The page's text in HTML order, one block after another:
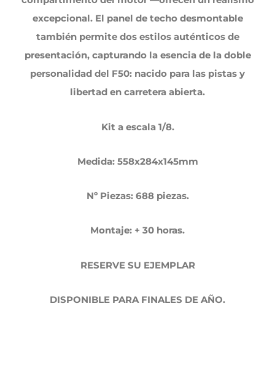
excepcional. El panel de techo desmontable
también permite dos estilos auténticos de
presentación, capturando la esencia de la doble
personalidad del F50: nacido para las pistas y
libertad en carretera abierta.
Kit a escala 1/8.
Medida: 558x284x145mm
Nº Piezas: 688 piezas.
Montaje: + 30 horas.
RESERVE SU EJEMPLAR
DISPONIBLE PARA FINALES DE AÑO.